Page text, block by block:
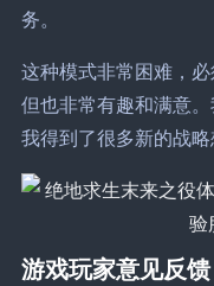
务。
这种模式非常困难，
但也非常有趣和满意
我得到了很多新的战略
游戏玩家意见反